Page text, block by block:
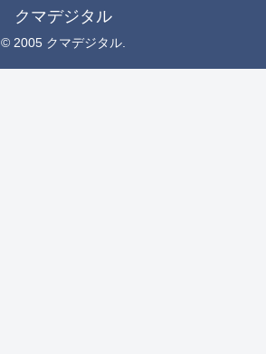
クマデジタル
© 2005 クマデジタル.